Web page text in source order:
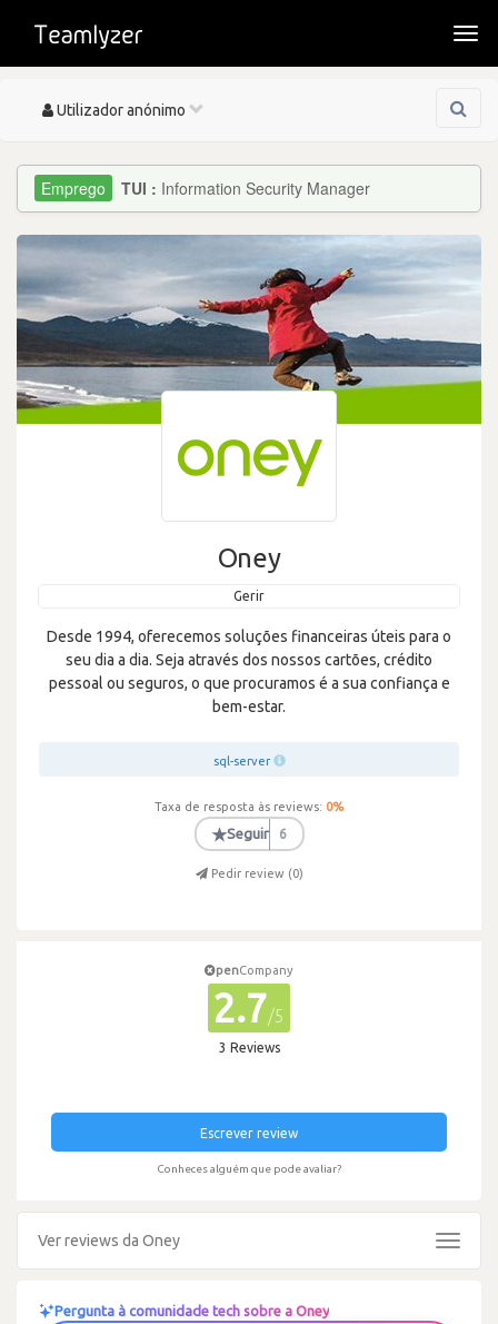
Toggle
Utilizador anónimo
TUI : Information Security Manager
Oney
Gerir
Desde 1994, oferecemos soluções financeiras úteis para o
seu dia a dia. Seja através dos nossos cartões, crédito
pessoal ou seguros, o que procuramos é a sua confiança e
bem-estar.
sql-server
Taxa de resposta às reviews: 0%
★Seguir 6
Pedir review (0)
penCompany
2.7/5
3 Reviews
Escrever review
Conheces alguém que pode avaliar?
Ver reviews da Oney
Toggle
Pergunta à comunidade tech sobre a Oney